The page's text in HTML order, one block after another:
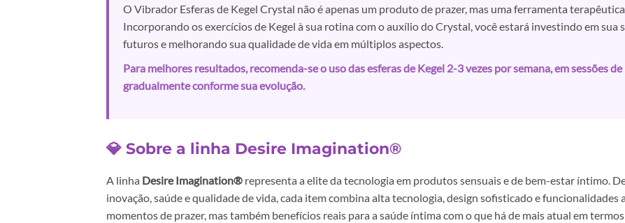
O Vibrador Esferas de Kegel Crystal não é apenas um produto de prazer, mas uma ferramenta
Incorporando os exercícios de Kegel à sua rotina com o auxílio do Crystal, você estará investindo em
futuros e melhorando sua qualidade de vida em múltiplos aspectos.
Para melhores resultados, recomenda-se o uso das esferas de Kegel 2-3 vezes por semana, em sessões
gradualmente conforme sua evolução.
💎 Sobre a linha Desire Imagination®
A linha Desire Imagination® representa a elite da tecnologia em produtos sensuais e de bem-estar íntimo.
inovação, saúde e qualidade de vida, cada item combina alta tecnologia, design sofisticado e
momentos de prazer, mas também benefícios reais para a saúde íntima com o que há de mais atual em